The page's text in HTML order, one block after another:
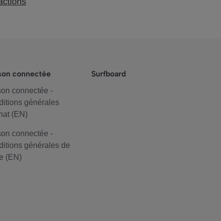
connectée
connectée -
générales
(EN)
connectée -
générales de
(EN)
Surfboard